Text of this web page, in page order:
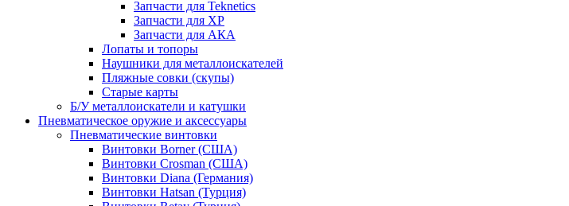
Запчасти для Teknetics
Запчасти для XP
Запчасти для АКА
Лопаты и топоры
Наушники для металлоискателей
Пляжные совки (скупы)
Старые карты
Б/У металлоискатели и катушки
Пневматическое оружие и аксессуары
Пневматические винтовки
Винтовки Borner (США)
Винтовки Crosman (США)
Винтовки Diana (Германия)
Винтовки Hatsan (Турция)